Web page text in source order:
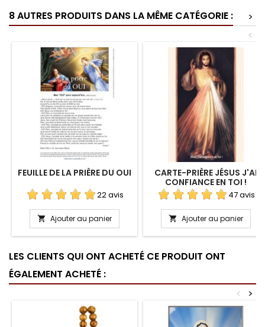
8 AUTRES PRODUITS DANS LA MÊME CATÉGORIE :
>
<
FEUILLE DE LA PRIÈRE DU OUI
22 avis
 Ajouter au panier
CARTE-PRIÈRE JÉSUS J'AI
CONFIANCE EN TOI !
47 avis
 Ajouter au panier
LES CLIENTS QUI ONT ACHETÉ CE PRODUIT ONT
ÉGALEMENT ACHETÉ :
>
<